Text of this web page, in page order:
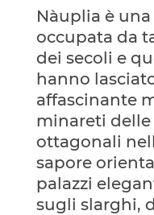
Nàuplia è
occupata da
dei secoli e
hanno
affascinante
minareti delle
ottagonali
sapore
palazzi
sugli slarghi,